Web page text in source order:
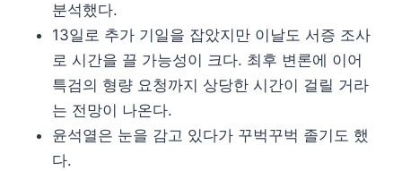
분석했다.
13일로 추가 기일을 잡았지만 이날도 서증 조사
로 시간을 끌 가능성이 크다. 최후 변론에 이어
특검의 형량 요청까지 상당한 시간이 걸릴 거라
는 전망이 나온다.
윤석열은 눈을 감고 있다가 꾸벅꾸벅 졸기도 했
다.